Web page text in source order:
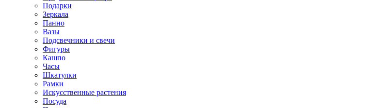
Подарки
Зеркала
Панно
Вазы
Подсвечники и свечи
Фигуры
Кашпо
Часы
Шкатулки
Рамки
Искусственные растения
Посуда